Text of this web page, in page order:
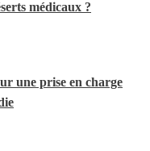
médicaux ?
une prise en charge